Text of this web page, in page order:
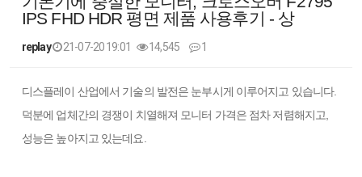
IPS FHD HDR 평면 제품 사용후기 - 상
replay 21-07-20 19:01 14,545 1
본문
디스플레이 산업에서 기술의 발전은 눈부시게 이루어지고 있습니다.
덕분에 업체간의 경쟁이 치열해져 모니터 가격은 점차 저렴해지고,
성능은 높아지고 있는데요.